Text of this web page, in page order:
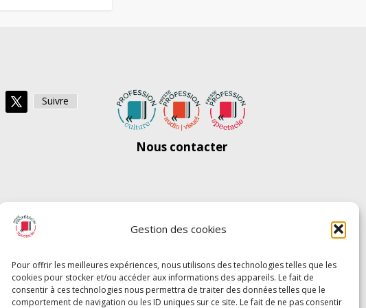
Gestion des cookies
Pour offrir les meilleures expériences, nous utilisons des technologies telles que les
cookies pour stocker et/ou accéder aux informations des appareils. Le fait de
consentir à ces technologies nous permettra de traiter des données telles que le
comportement de navigation ou les ID uniques sur ce site. Le fait de ne pas consentir
Suivre
Nous contacter